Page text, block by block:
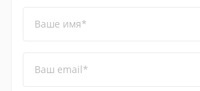
Ваше имя*
Ваш email*